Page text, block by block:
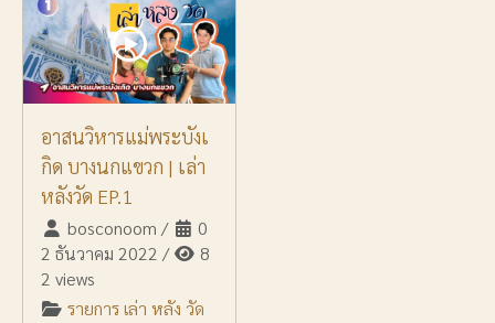
อาสนวิหารแม่พระบังเ
กิด บางนกแขวก | เล่า
หลังวัด EP.1
bosconoom /
0
2 ธันวาคม 2022 /
8
2 views
รายการ เล่า หลัง วัด